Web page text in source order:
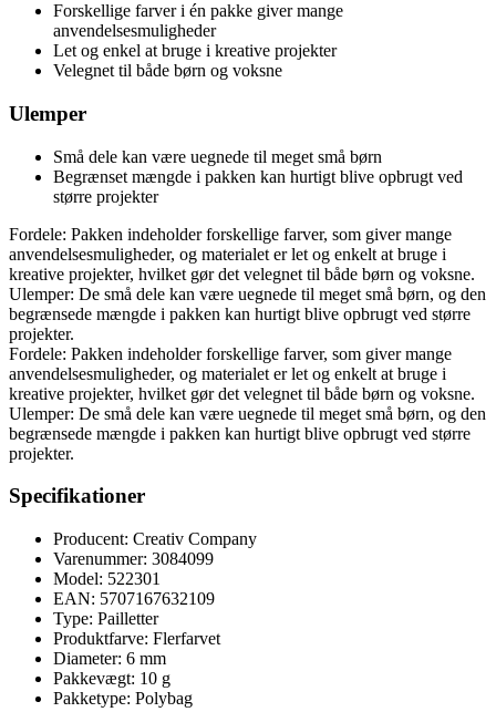
Forskellige farver i én pakke giver mange
anvendelsesmuligheder
Let og enkel at bruge i kreative projekter
Velegnet til både børn og voksne
Ulemper
Små dele kan være uegnede til meget små børn
Begrænset mængde i pakken kan hurtigt blive opbrugt ved
større projekter
Fordele: Pakken indeholder forskellige farver, som giver mange
anvendelsesmuligheder, og materialet er let og enkelt at bruge i
kreative projekter, hvilket gør det velegnet til både børn og voksne.
Ulemper: De små dele kan være uegnede til meget små børn, og den
begrænsede mængde i pakken kan hurtigt blive opbrugt ved større
projekter.
Fordele: Pakken indeholder forskellige farver, som giver mange
anvendelsesmuligheder, og materialet er let og enkelt at bruge i
kreative projekter, hvilket gør det velegnet til både børn og voksne.
Ulemper: De små dele kan være uegnede til meget små børn, og den
begrænsede mængde i pakken kan hurtigt blive opbrugt ved større
projekter.
Specifikationer
Producent: Creativ Company
Varenummer: 3084099
Model: 522301
EAN: 5707167632109
Type: Pailletter
Produktfarve: Flerfarvet
Diameter: 6 mm
Pakkevægt: 10 g
Pakketype: Polybag